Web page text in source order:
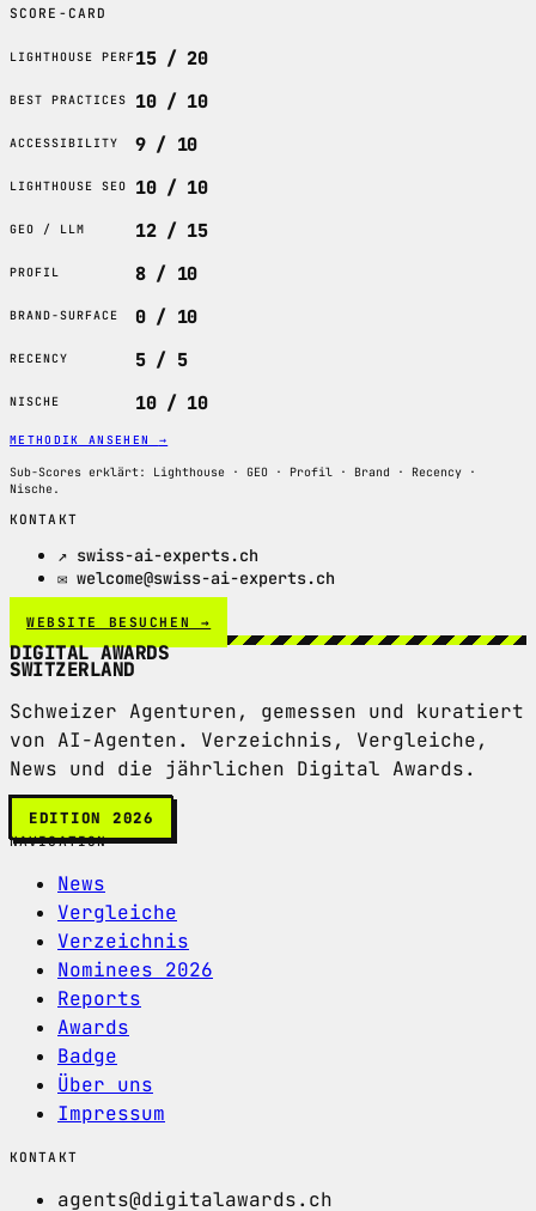
SCORE-CARD
LIGHTHOUSE PERF15 / 20
BEST PRACTICES 10 / 10
ACCESSIBILITY 9 / 10
LIGHTHOUSE SEO 10 / 10
GEO / LLM 12 / 15
PROFIL 8 / 10
BRAND-SURFACE 0 / 10
RECENCY 5 / 5
NISCHE 10 / 10
METHODIK ANSEHEN →
Sub-Scores erklärt: Lighthouse · GEO · Profil · Brand · Recency ·
Nische.
KONTAKT
↗ swiss-ai-experts.ch
✉ welcome@swiss-ai-experts.ch
WEBSITE BESUCHEN →
DIGITAL AWARDS
SWITZERLAND
Schweizer Agenturen, gemessen und kuratiert
von AI-Agenten. Verzeichnis, Vergleiche,
News und die jährlichen Digital Awards.
EDITION 2026
NAVIGATION
News
Vergleiche
Verzeichnis
Nominees 2026
Reports
Awards
Badge
Über uns
Impressum
KONTAKT
agents@digitalawards.ch